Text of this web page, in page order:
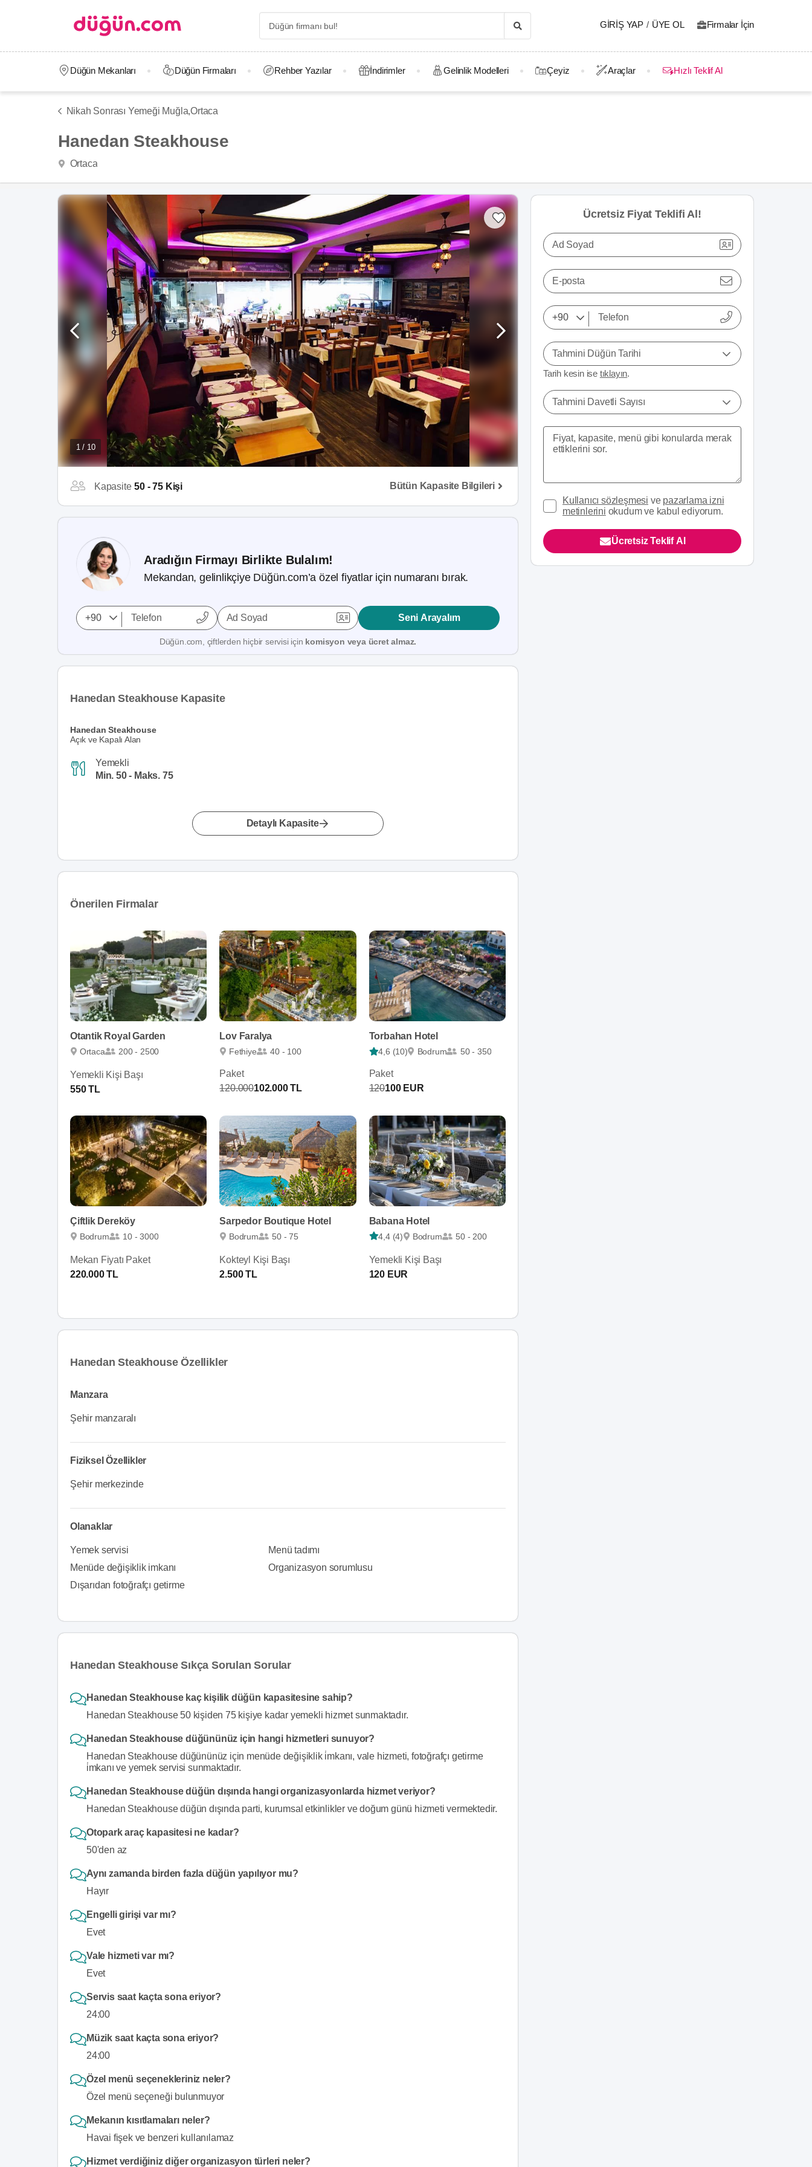
GIRIŞ YAP / ÜYE OL Firmalar İçin
Düğün Mekanları Düğün Firmaları Rehber Yazılar İndirimler Gelinlik Modelleri Çeyiz Araçlar Hızlı Teklif Al
Nikah Sonrası Yemeği Muğla,Ortaca
Hanedan Steakhouse
Ortaca
1 / 10
Kapasite 50 - 75 Kişi Bütün Kapasite Bilgileri
Aradığın Firmayı Birlikte Bulalım!
Mekandan, gelinlikçiye Düğün.com’a özel fiyatlar için numaranı bırak.
Ad Soyad Seni Arayalım
Düğün.com, çiftlerden hiçbir servisi için komisyon veya ücret almaz.
Hanedan Steakhouse Kapasite
Hanedan Steakhouse
Açık ve Kapalı Alan
Yemekli
Min. 50 - Maks. 75
Detaylı Kapasite
Önerilen Firmalar
Otantik Royal Garden
Ortaca 200 - 2500
Yemekli Kişi Başı
550 TL
Lov Faralya
Fethiye 40 - 100
Paket
120.000102.000 TL
Torbahan Hotel
4,6 (10) Bodrum 50 - 350
Paket
120100 EUR
Çiftlik Dereköy
Bodrum 10 - 3000
Mekan Fiyatı Paket
220.000 TL
Sarpedor Boutique Hotel
Bodrum 50 - 75
Kokteyl Kişi Başı
2.500 TL
Babana Hotel
4,4 (4) Bodrum 50 - 200
Yemekli Kişi Başı
120 EUR
Hanedan Steakhouse Özellikler
Manzara
Şehir manzaralı
Fiziksel Özellikler
Şehir merkezinde
Olanaklar
Yemek servisi
Menü tadımı
Menüde değişiklik imkanı
Organizasyon sorumlusu
Dışarıdan fotoğrafçı getirme
Hanedan Steakhouse Sıkça Sorulan Sorular
Hanedan Steakhouse kaç kişilik düğün kapasitesine sahip?
Hanedan Steakhouse 50 kişiden 75 kişiye kadar yemekli hizmet sunmaktadır.
Hanedan Steakhouse düğününüz için hangi hizmetleri sunuyor?
Hanedan Steakhouse düğününüz için menüde değişiklik i̇mkanı, vale hizmeti, fotoğrafçı getirme
i̇mkanı ve yemek servisi sunmaktadır.
Hanedan Steakhouse düğün dışında hangi organizasyonlarda hizmet veriyor?
Hanedan Steakhouse düğün dışında parti, kurumsal etkinlikler ve doğum günü hizmeti vermektedir.
Otopark araç kapasitesi ne kadar?
50'den az
Aynı zamanda birden fazla düğün yapılıyor mu?
Hayır
Engelli girişi var mı?
Evet
Vale hizmeti var mı?
Evet
Servis saat kaçta sona eriyor?
24:00
Müzik saat kaçta sona eriyor?
24:00
Özel menü seçenekleriniz neler?
Özel menü seçeneği bulunmuyor
Mekanın kısıtlamaları neler?
Havai fişek ve benzeri kullanılamaz
Hizmet verdiğiniz diğer organizasyon türleri neler?
Ücretsiz Fiyat Teklifi Al!
Ad Soyad
E-posta
Tahmini Düğün Tarihi
Tarih kesin ise tıklayın.
Tahmini Davetli Sayısı
Kullanıcı sözleşmesi ve pazarlama izni
metinlerini okudum ve kabul ediyorum.
Ücretsiz Teklif Al